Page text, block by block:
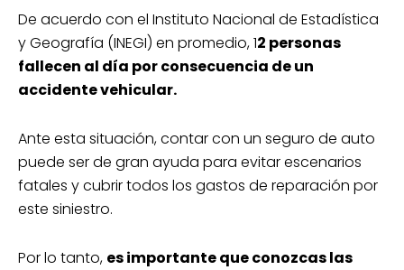
De acuerdo con el Instituto Nacional de Estadística
y Geografía (INEGI) en promedio, 12 personas
fallecen al día por consecuencia de un
accidente vehicular.
Ante esta situación, contar con un seguro de auto
puede ser de gran ayuda para evitar escenarios
fatales y cubrir todos los gastos de reparación por
este siniestro.
Por lo tanto, es importante que conozcas las